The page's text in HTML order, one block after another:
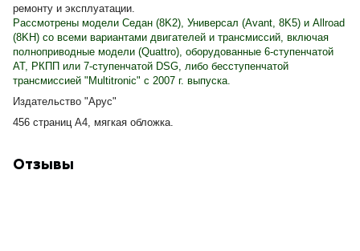
ремонту и эксплуатации.
Рассмотрены модели Седан (8K2), Универсал (Avant, 8K5) и Allroad
(8KH) со всеми вариантами двигателей и трансмиссий, включая
полноприводные модели (Quattro), оборудованные 6-ступенчатой
АТ, РКПП или 7-ступенчатой DSG, либо бесступенчатой
трансмиссией "Multitronic" с 2007 г. выпуска.
Издательство "Арус"
456 страниц А4, мягкая обложка.
Отзывы